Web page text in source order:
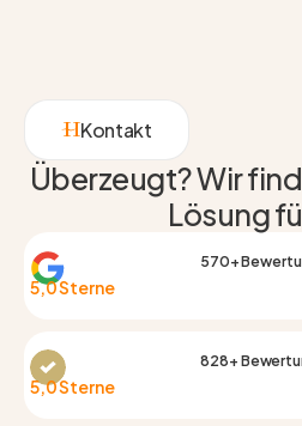
Kontakt
Überzeugt? Wir
Lösung
570+
5,0 Sterne
828+
5,0 Sterne